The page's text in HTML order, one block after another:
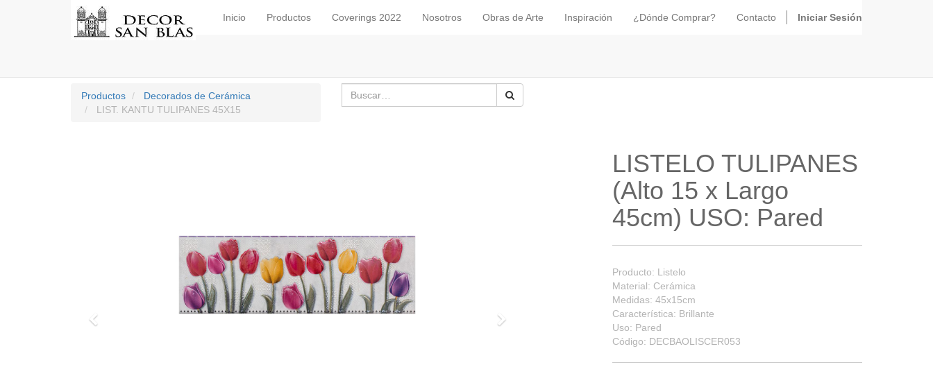
Inicio Productos Coverings 2022 Nosotros Obras de Arte Inspiración ¿Dónde Comprar? Contacto Iniciar Sesión
Productos
Decorados de Cerámica
LIST. KANTU TULIPANES 45X15
Siguiente
LISTELO TULIPANES
(Alto 15 x Largo
45cm) USO: Pared
Producto: Listelo
Material: Cerámica
Medidas: 45x15cm
Característica: Brillante
Uso: Pared
Código: DECBAOLISCER053